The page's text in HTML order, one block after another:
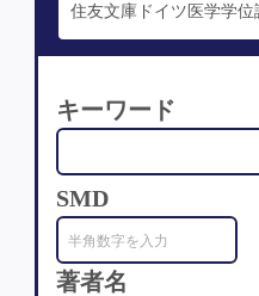
キーワード
SMD
著者名